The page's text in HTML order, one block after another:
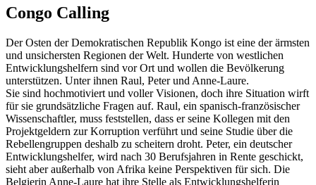
Congo Calling
Der Osten der Demokratischen Republik Kongo ist eine der ärmsten
und unsichersten Regionen der Welt. Hunderte von westlichen
Entwicklungshelfern sind vor Ort und wollen die Bevölkerung
unterstützen. Unter ihnen Raul, Peter und Anne-Laure.
Sie sind hochmotiviert und voller Visionen, doch ihre Situation wirft
für sie grundsätzliche Fragen auf. Raul, ein spanisch-französischer
Wissenschaftler, muss feststellen, dass er seine Kollegen mit den
Projektgeldern zur Korruption verführt und seine Studie über die
Rebellengruppen deshalb zu scheitern droht. Peter, ein deutscher
Entwicklungshelfer, wird nach 30 Berufsjahren in Rente geschickt,
sieht aber außerhalb von Afrika keine Perspektiven für sich. Die
Belgierin Anne-Laure hat ihre Stelle als Entwicklungshelferin